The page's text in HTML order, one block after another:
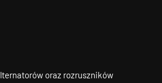
oraz rozruszników